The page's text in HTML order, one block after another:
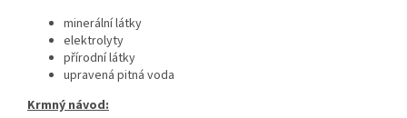
minerální látky
elektrolyty
přírodní látky
upravená pitná voda
Krmný návod: